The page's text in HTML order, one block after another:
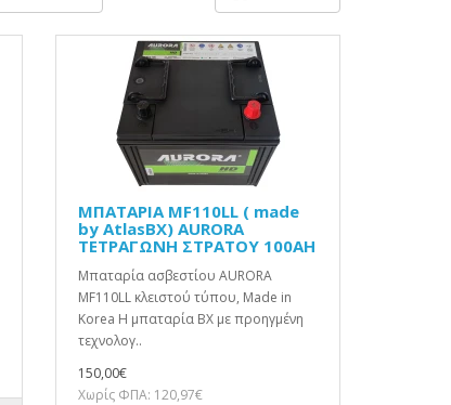
ΜΠΑΤΑΡΙΑ MF110LL ( made
by AtlasBX) AURORA
ΤΕΤΡΑΓΩΝΗ ΣΤΡΑΤΟΥ 100AH
Μπαταρία ασβεστίου AURORA
MF110LL κλειστού τύπου, Made in
Korea Η μπαταρία BX με προηγμένη
τεχνολογ..
150,00€
Χωρίς ΦΠΑ: 120,97€